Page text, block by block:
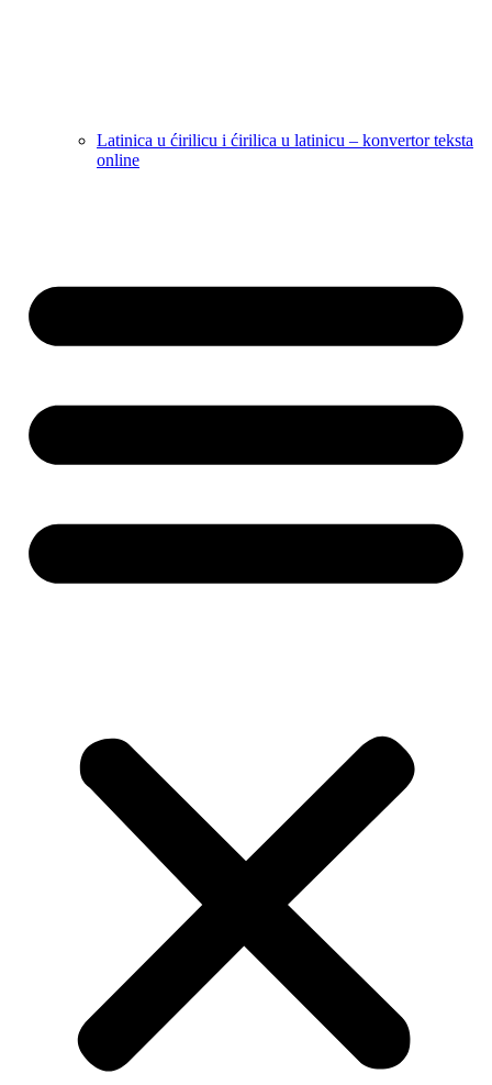
Latinica u ćirilicu i ćirilica u latinicu – konvertor teksta
online